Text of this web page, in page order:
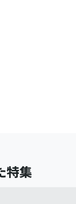
特集